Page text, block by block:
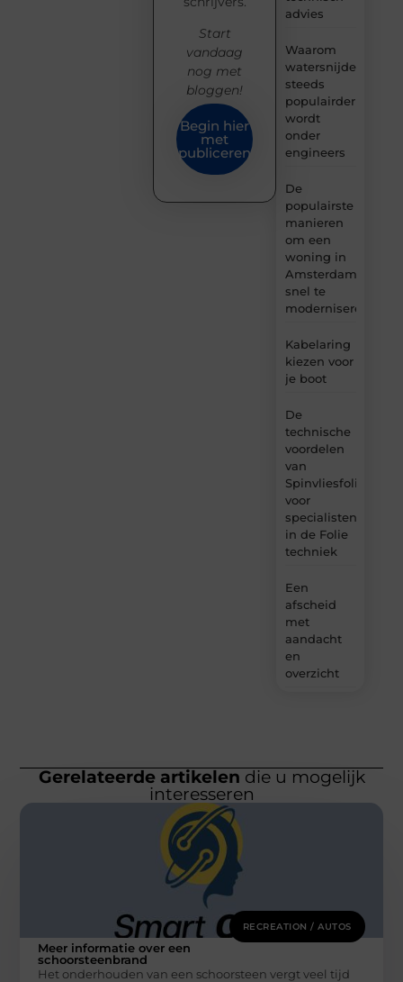
advies
Waarom
watersnijden
steeds
populairder
wordt
onder
engineers
De
populairste
manieren
om een
woning in
Amsterdam
snel te
moderniseren
Kabelaring
kiezen voor
je boot
De
technische
voordelen
van
Spinvliesfolie
voor
specialisten
in de Folie
techniek
Een
afscheid
met
aandacht
en
overzicht
Start
vandaag
nog met
bloggen!
Begin hier
met
publiceren
Gerelateerde artikelen die u mogelijk
interesseren
RECREATION / AUTOS
Meer informatie over een
schoorsteenbrand
Het onderhouden van een schoorsteen vergt veel tijd